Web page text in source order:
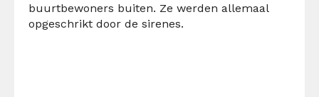
buurtbewoners buiten. Ze werden allemaal
opgeschrikt door de sirenes.